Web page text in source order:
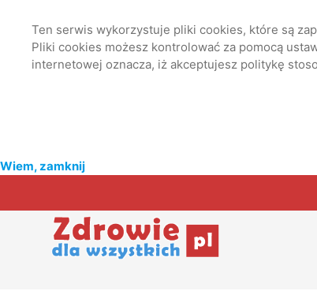
Ten serwis wykorzystuje pliki cookies, które są
Pliki cookies możesz kontrolować za pomocą
internetowej oznacza, iż akceptujesz politykę
Wiem, zamknij